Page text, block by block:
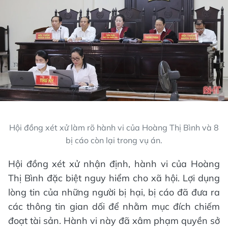
Hội đồng xét xử làm rõ hành vi của Hoàng Thị Bình và 8
bị cáo còn lại trong vụ án.
Hội đồng xét xử nhận định, hành vi của Hoàng
Thị Bình đặc biệt nguy hiểm cho xã hội. Lợi dụng
lòng tin của những người bị hại, bị cáo đã đưa ra
các thông tin gian dối để nhằm mục đích chiếm
đoạt tài sản. Hành vi này đã xâm phạm quyền sở